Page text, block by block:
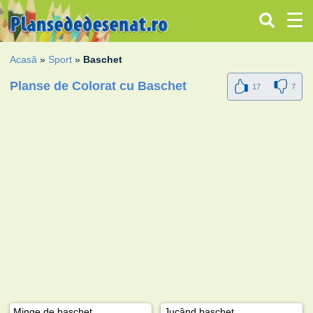
Acasă » Sport » Baschet
Planse de Colorat cu Baschet 17 7